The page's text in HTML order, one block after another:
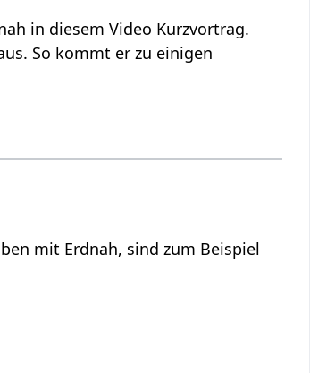
Erdnah‏‎ - was kann man darunter verstehen? Verstehe etwas mehr über das Thema Erdnah‏‎ in diesem Video Kurzvortrag.
So kommt er zu einigen
Begriffe aus den Gebieten Esoterik und Religion, die im weitesten Sinn etwas zu tun haben mit Erdnah‏‎, sind zum Beispiel